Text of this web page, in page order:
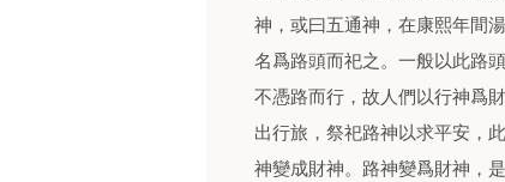
神，或曰五通神，在康熙年間
名爲路頭而祀之。一般以此路
不憑路而行，故人們以行神爲
出行旅，祭祀路神以求平安，
神變成財神。路神變爲財神，